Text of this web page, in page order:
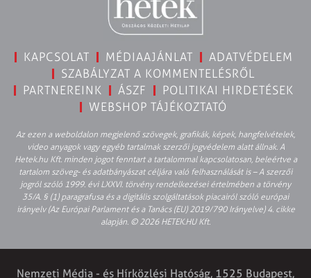
KAPCSOLAT MÉDIAAJÁNLAT
ADATVÉDELEM
SZABÁLYZAT A KOMMENTELÉSRŐL
PARTNEREINK
ÁSZF
POLITIKAI HIRDETÉSEK
WEBSHOP TÁJÉKOZTATÓ
Az ezen a weboldalon megjelenő szövegek, grafikák, képek, hangfelvételek,
video anyagok vagy egyéb tartalmak szerzői jogvédelem alatt állnak. A
Hetek.hu Kft. minden jogot fenntart a tartalommal kapcsolatosan, beleértve a
tartalom szöveg- és adatbányászat céljára való felhasználását is – A szerzői
jogról szóló 1999. évi LXXVI. törvény rendelkezései értelmében a törvény
35/A. § (1) paragrafusa és a digitális szolgáltatások piacairól szóló európai
irányelv (Az Európai Parlament és a Tanács (EU) 2019/790 Irányelve) 4. cikke
alapján. © 2026 HETEK.HU Kft.
Nemzeti Média - és Hírközlési Hatóság, 1525 Budapest,